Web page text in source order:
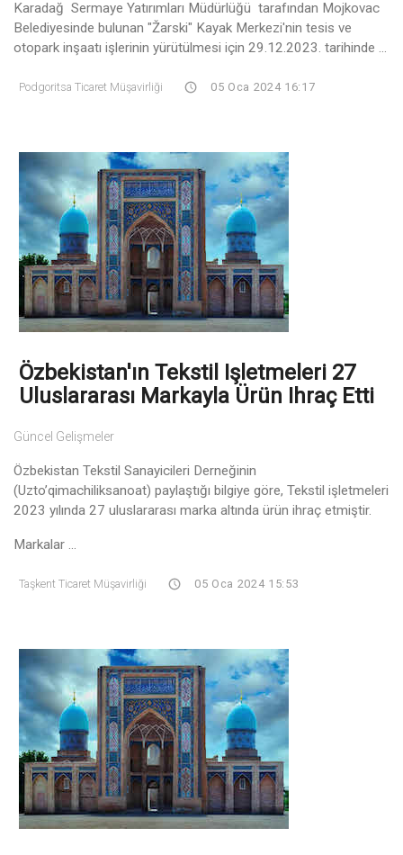
Karadağ Sermaye Yatırımları Müdürlüğü tarafından Mojkovac
Belediyesinde bulunan "Žarski" Kayak Merkezi'nin tesis ve
otopark inşaatı işlerinin yürütülmesi için 29.12.2023. tarihinde ...
Podgoritsa Ticaret Müşavirliği 05 Oca 2024 16:17
Özbekistan'ın Tekstil Işletmeleri 27
Uluslararası Markayla Ürün Ihraç Etti
Güncel Gelişmeler
Özbekistan Tekstil Sanayicileri Derneğinin
(Uzto’qimachiliksanoat) paylaştığı bilgiye göre, Tekstil işletmeleri
2023 yılında 27 uluslararası marka altında ürün ihraç etmiştir.
Markalar ...
Taşkent Ticaret Müşavirliği 05 Oca 2024 15:53